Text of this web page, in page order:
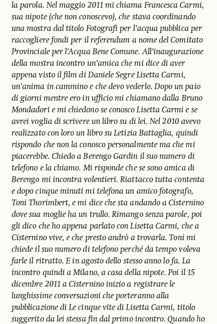
la parola. Nel maggio 2011 mi chiama Francesca Carmi,
sua nipote (che non conoscevo), che stava coordinando
una mostra dal titolo Fotografi per l’acqua pubblica per
raccogliere fondi per il referendum a nome del Comitato
Provinciale per l’Acqua Bene Comune. All’inaugurazione
della mostra incontro un’amica che mi dice di aver
appena visto il film di Daniele Segre Lisetta Carmi,
un’anima in cammino e che devo vederlo. Dopo un paio
di giorni mentre ero in ufficio mi chiamano dalla Bruno
Mondadori e mi chiedono se conosco Lisetta Carmi e se
avrei voglia di scrivere un libro su di lei. Nel 2010 avevo
realizzato con loro un libro su Letizia Battaglia, quindi
rispondo che non la conosco personalmente ma che mi
piacerebbe. Chiedo a Berengo Gardin il suo numero di
telefono e la chiamo. Mi risponde che se sono amica di
Berengo mi incontra volentieri. Riattacco tutta contenta
e dopo cinque minuti mi telefona un amico fotografo,
Toni Thorimbert, e mi dice che sta andando a Cisternino
dove sua moglie ha un trullo. Rimango senza parole, poi
gli dico che ho appena parlato con Lisetta Carmi, che a
Cisternino vive, e che presto andrò a trovarla. Toni mi
chiede il suo numero di telefono perché da tempo voleva
farle il ritratto. E in agosto dello stesso anno lo fa. La
incontro quindi a Milano, a casa della nipote. Poi il 15
dicembre 2011 a Cisternino inizio a registrare le
lunghissime conversazioni che porteranno alla
pubblicazione di Le cinque vite di Lisetta Carmi, titolo
suggerito da lei stessa fin dal primo incontro. Quando ho